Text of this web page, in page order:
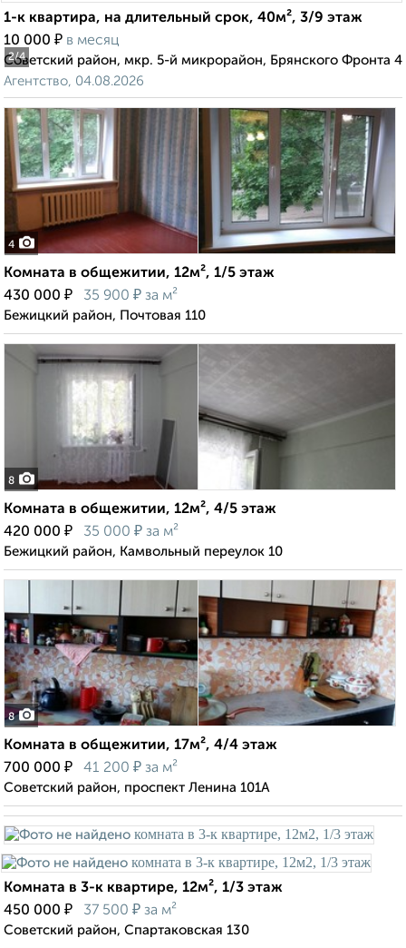
2/4
1-к квартира, на длительный срок, 40м², 3/9 этаж
10 000 ₽ в месяц
Советский район, мкр. 5-й микрорайон, Брянского Фронта 4
Агентство, 04.08.2026
4
Комната в общежитии, 12м², 1/5 этаж
430 000 ₽ 35 900 ₽ за м²
Бежицкий район, Почтовая 110
8
Комната в общежитии, 12м², 4/5 этаж
420 000 ₽ 35 000 ₽ за м²
Бежицкий район, Камвольный переулок 10
8
Комната в общежитии, 17м², 4/4 этаж
700 000 ₽ 41 200 ₽ за м²
Советский район, проспект Ленина 101А
Комната в 3-к квартире, 12м², 1/3 этаж
450 000 ₽ 37 500 ₽ за м²
Советский район, Спартаковская 130